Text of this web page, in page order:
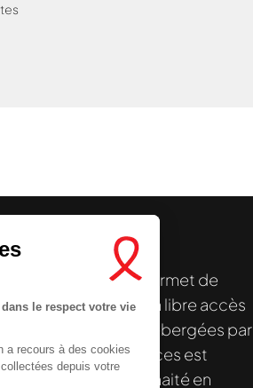
le respect votre vie
a recours à des cookies
depuis votre
de Sidactionpermet de
francophones en libre accès
. À l’origine, hébergées par
le Centre de ressources est
Sidaction qui a souhaité en